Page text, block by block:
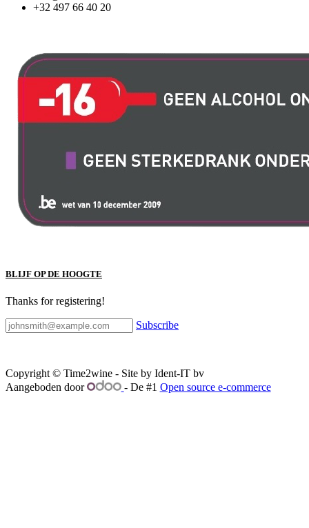
+32 497 66 40 20
BLIJF OP DE HOOGTE
Thanks for registering!
Subscribe
Copyright © Time2wine - Site by Ident-IT bv
Aangeboden door
- De #1 Open source e-commerce